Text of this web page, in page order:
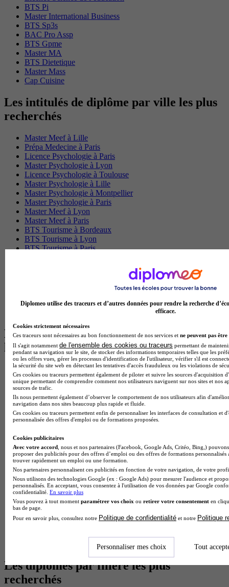
BTS Pi
Master International Business
BTS Sp3s
BAC Pro Assp
BTS Gpme
Master MA
BTS Dietetique
Master Mass
Cap Cuisine
Les intitulés de diplôme par ville les plus
recherchés
Master Meef à Lille
Prépa Medecine à Paris
Licence Psychologie à Paris
Master Psychologie à Lyon
Licence Psychologie à Toulouse
Master Psychologie à Lille
Master Psychologie à Montpellier
Master Psychologie à Paris
Master Meef à Lyon
Master Meef à Paris
BTS Tourisme à Bordeaux
BTS Tourisme à Lyon
BTS Tourisme à Paris
BTS Communication à Bordeaux
BTS Communication à Lyon
Les intitulés de diplôme par alternance
les plus recherchés
BTS Esf en alternance
BTS Dietetique en alternance
BTS Mco en alternance
BTS Pi en alternance
BTS Sp3s en alternance
Master CCA en alternance
BTS Ndrc en alternance
Cap Fleuriste en alternance
BTS Sio en alternance
MSc Marketing Digital en alternance
BTS Gpme en alternance
Cap Electricien en alternance
BTS Gpn en alternance
BTS Domotique en alternance
BAC Pro Agora en alternance
BTS Sta en alternance
Les diplômes par filière les plus
recherchés
Diplomeo utilise des traceurs et d’autres données pour rendre la recherche
efficace.
Cookies strictement nécessaires
Ces traceurs sont nécessaires au bon fonctionnement de nos services et ne peuvent pas être
Il s'agit notamment de l'ensemble des cookies ou traceurs permettant de
pendant sa navigation sur le site, de stocker des informations temporaires telles que les
ou les offres vues, gérer les processus d'identification de l'utilisateur, vérifier s'il est
la sécurité du site web en détectant les tentatives d'accès frauduleux ou les violations de
Ces cookies ou traceurs permettent également de piloter et suivre les sources d'acquisition
unique permettant de comprendre comment nos utilisateurs naviguent sur nos sites et nos
sources de trafic.
Ils nous permettent également d’observer le comportement de nos utilisateurs afin
navigation dans nos sites beaucoup plus rapide et fluide.
Ces cookies ou traceurs permettent enfin de personnaliser les interfaces de consultation et
personnalisée des offres d'emploi ou de formations proposées.
Cookies publicitaires
Avec votre accord , nous et nos partenaires (Facebook, Google Ads, Critéo, Bing,)
proposer des publicités pour des offres d’emploi ou des offres de formations
trouver rapidement un emploi ou une formation.
Nos partenaires personnalisent ces publicités en fonction de votre navigation, de votre
Nous utilisons des technologies Google (ex : Google Ads) pour mesurer l'audience et
personnalisés. En acceptant, vous consentez à l'utilisation de vos données par Google
confidentialité. En savoir plus
Vous pouvez à tout moment paramétrer vos choix ou retirer votre consentement en
bas de page.
Pour en savoir plus, consultez notre Politique de confidentialité et notre Politique
Personnaliser mes choix Tout